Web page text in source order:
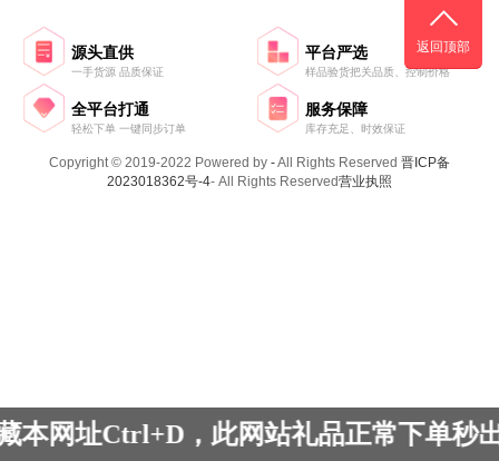
源头直供
一手货源 品质保证
平台严选
样品验货把关品质、控制价格
全平台打通
轻松下单 一键同步订单
服务保障
库存充足、时效保证
Copyright © 2019-2022 Powered by -All Rights Reserved 晋ICP备
2023018362号-4- All Rights Reserved营业执照
本网址Ctrl+D，此网站礼品正常下单秒
返回顶部